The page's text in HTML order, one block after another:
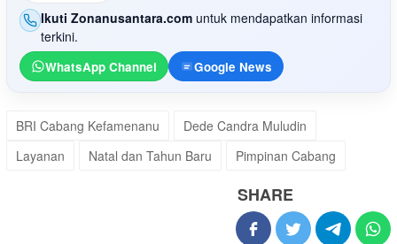
Ikuti Zonanusantara.com untuk mendapatkan informasi
terkini.
WhatsApp Channel Google News
BRI Cabang Kefamenanu
Dede Candra Muludin
Layanan
Natal dan Tahun Baru Pimpinan Cabang
SHARE